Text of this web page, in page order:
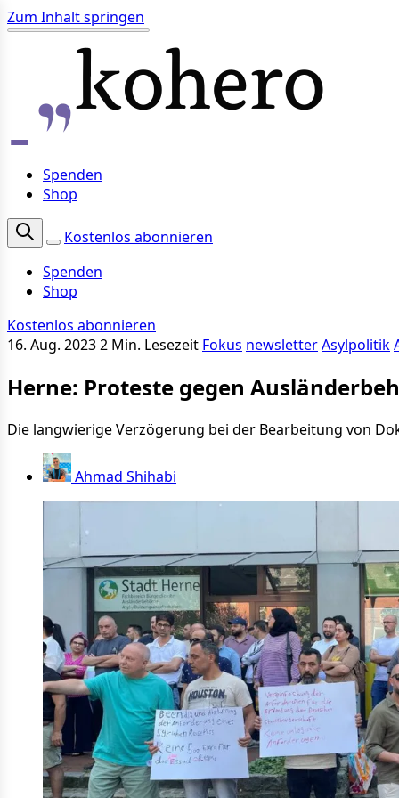
Zum Inhalt springen
Spenden
Shop
Kostenlos abonnieren
Spenden
Shop
Kostenlos abonnieren
16. Aug. 20232 Min. Lesezeit Fokus newsletterAsylpolitik
Herne: Proteste gegen
Die langwierige Verzögerung bei der Bearbeitung von
Ahmad Shihabi